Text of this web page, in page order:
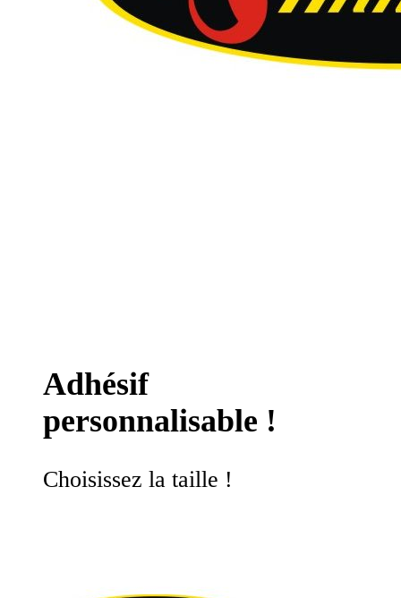
Adhésif
personnalisable !
Choisissez la taille !